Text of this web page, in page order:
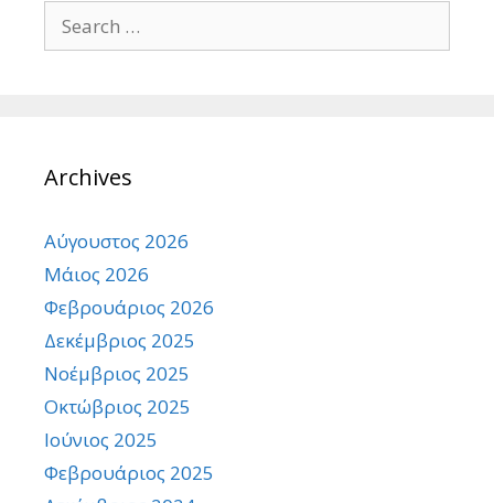
Search
for:
Archives
Αύγουστος 2026
Μάιος 2026
Φεβρουάριος 2026
Δεκέμβριος 2025
Νοέμβριος 2025
Οκτώβριος 2025
Ιούνιος 2025
Φεβρουάριος 2025